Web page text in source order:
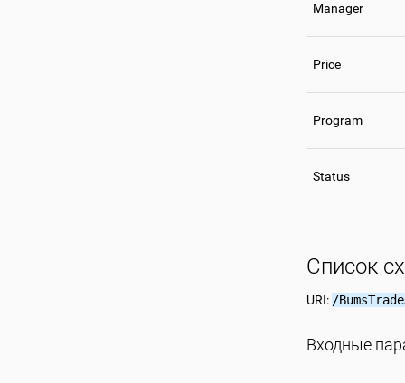
Manager
Price
Program
Status
Список
URI: /
Входные